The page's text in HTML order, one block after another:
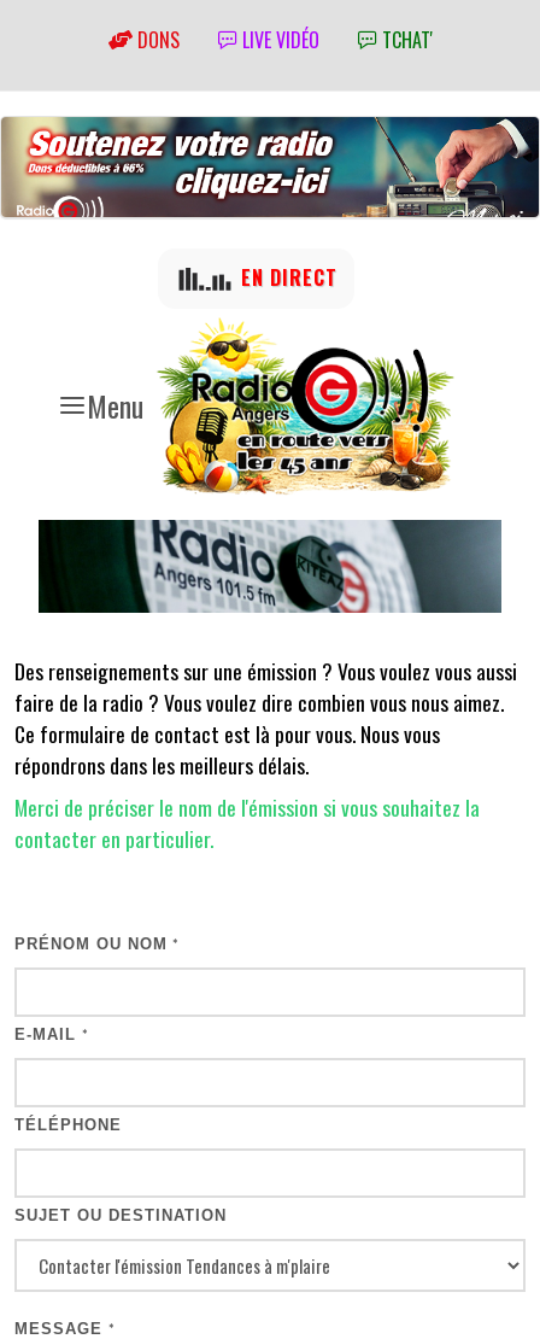
DONS LIVE VIDÉO TCHAT'
Menu
EN DIRECT
Des renseignements sur une émission ? Vous voulez vous aussi
faire de la radio ? Vous voulez dire combien vous nous aimez.
Ce formulaire de contact est là pour vous. Nous vous
répondrons dans les meilleurs délais.
Merci de préciser le nom de l'émission si vous souhaitez la
contacter en particulier.
PRÉNOM OU NOM *
E-MAIL *
TÉLÉPHONE
SUJET OU DESTINATION
MESSAGE *